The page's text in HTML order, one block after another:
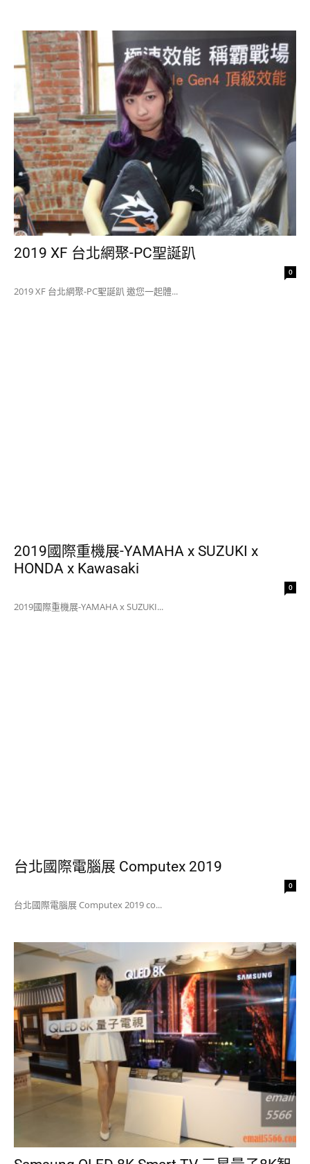
2019 XF 台北網聚-PC聖誕趴
0
2019 XF 台北網聚-PC聖誕趴 邀您一起體...
2019國際重機展-YAMAHA x SUZUKI x
HONDA x Kawasaki
0
2019國際重機展-YAMAHA x SUZUKI...
台北國際電腦展 Computex 2019
0
台北國際電腦展 Computex 2019 co...